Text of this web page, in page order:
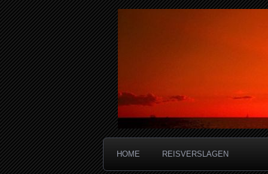
Miriam's
HOME REISVERSLAGEN